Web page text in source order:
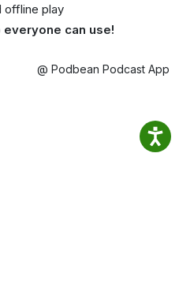
offline play
everyone can use!
@ Podbean Podcast App